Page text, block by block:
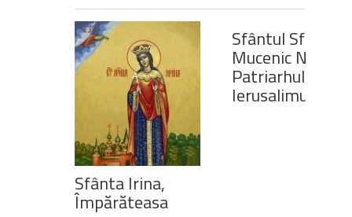
Sfânta Irina,
Împărăteasa
Sfântul Sfinţit
Mucenic Narcis,
Patriarhul
Ierusalimului